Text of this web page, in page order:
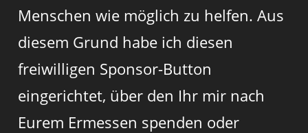
Menschen wie möglich zu helfen. Aus
diesem Grund habe ich diesen
freiwilligen Sponsor-Button
eingerichtet, über den Ihr mir nach
Eurem Ermessen spenden oder